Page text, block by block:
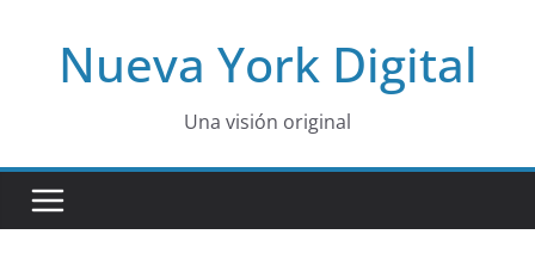
contentNueva York Digital
Una visión original